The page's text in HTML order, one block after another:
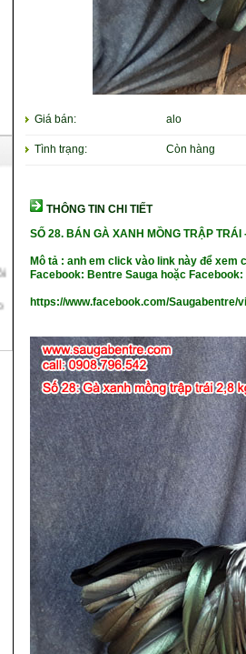
Giá bán: alo
Tình trạng: Còn hàng
THÔNG TIN CHI TIẾT
SỐ 28. BÁN GÀ XANH MỒNG TRẬP TRÁI
Mô tả : anh em click vào link này để
Facebook: Bentre Sauga hoặc Facebook:
https://www.facebook.com/Saugabentre/